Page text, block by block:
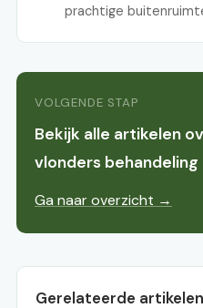
prachtige
VOLGENDE STAP
Bekijk alle artikelen
vlonders
Ga naar overzicht →
Gerelateerde artikelen